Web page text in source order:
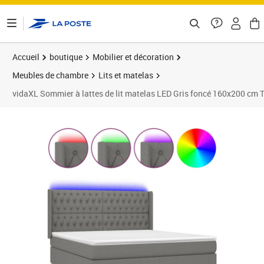
Accueil boutique
Mobilier et décoration
Meubles de chambre
Lits et matelas
vidaXL Sommier à lattes de lit matelas LED Gris foncé 160x200 cm